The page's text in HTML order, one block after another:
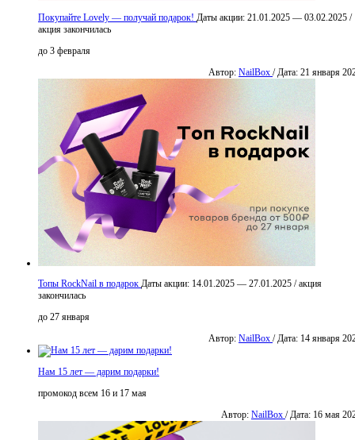
Покупайте Lovely — получай подарок! Даты акции: 21.01.2025 — 03.02.2025 /
акция закончилась
до 3 февраля
Автор: NailBox / Дата: 21 января
Топы RockNail в подарок Даты акции: 14.01.2025 — 27.01.2025 /акция
закончилась
до 27 января
Автор: NailBox / Дата: 14 января
Нам 15 лет — дарим подарки!
промокод всем 16 и 17 мая
Автор: NailBox / Дата: 16 мая